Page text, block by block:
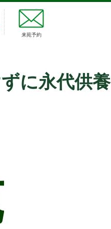
来苑予約
に永代供養